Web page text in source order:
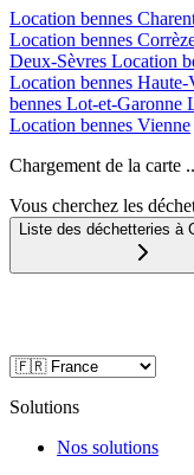
Location bennes
Location bennes
Deux-Sèvres Location
Location bennes Haute-
bennes Lot-et-Garonne
Location bennes Vienne
Chargement de la carte
Vous cherchez les
Liste des déchetteries à
Solutions
Nos solutions